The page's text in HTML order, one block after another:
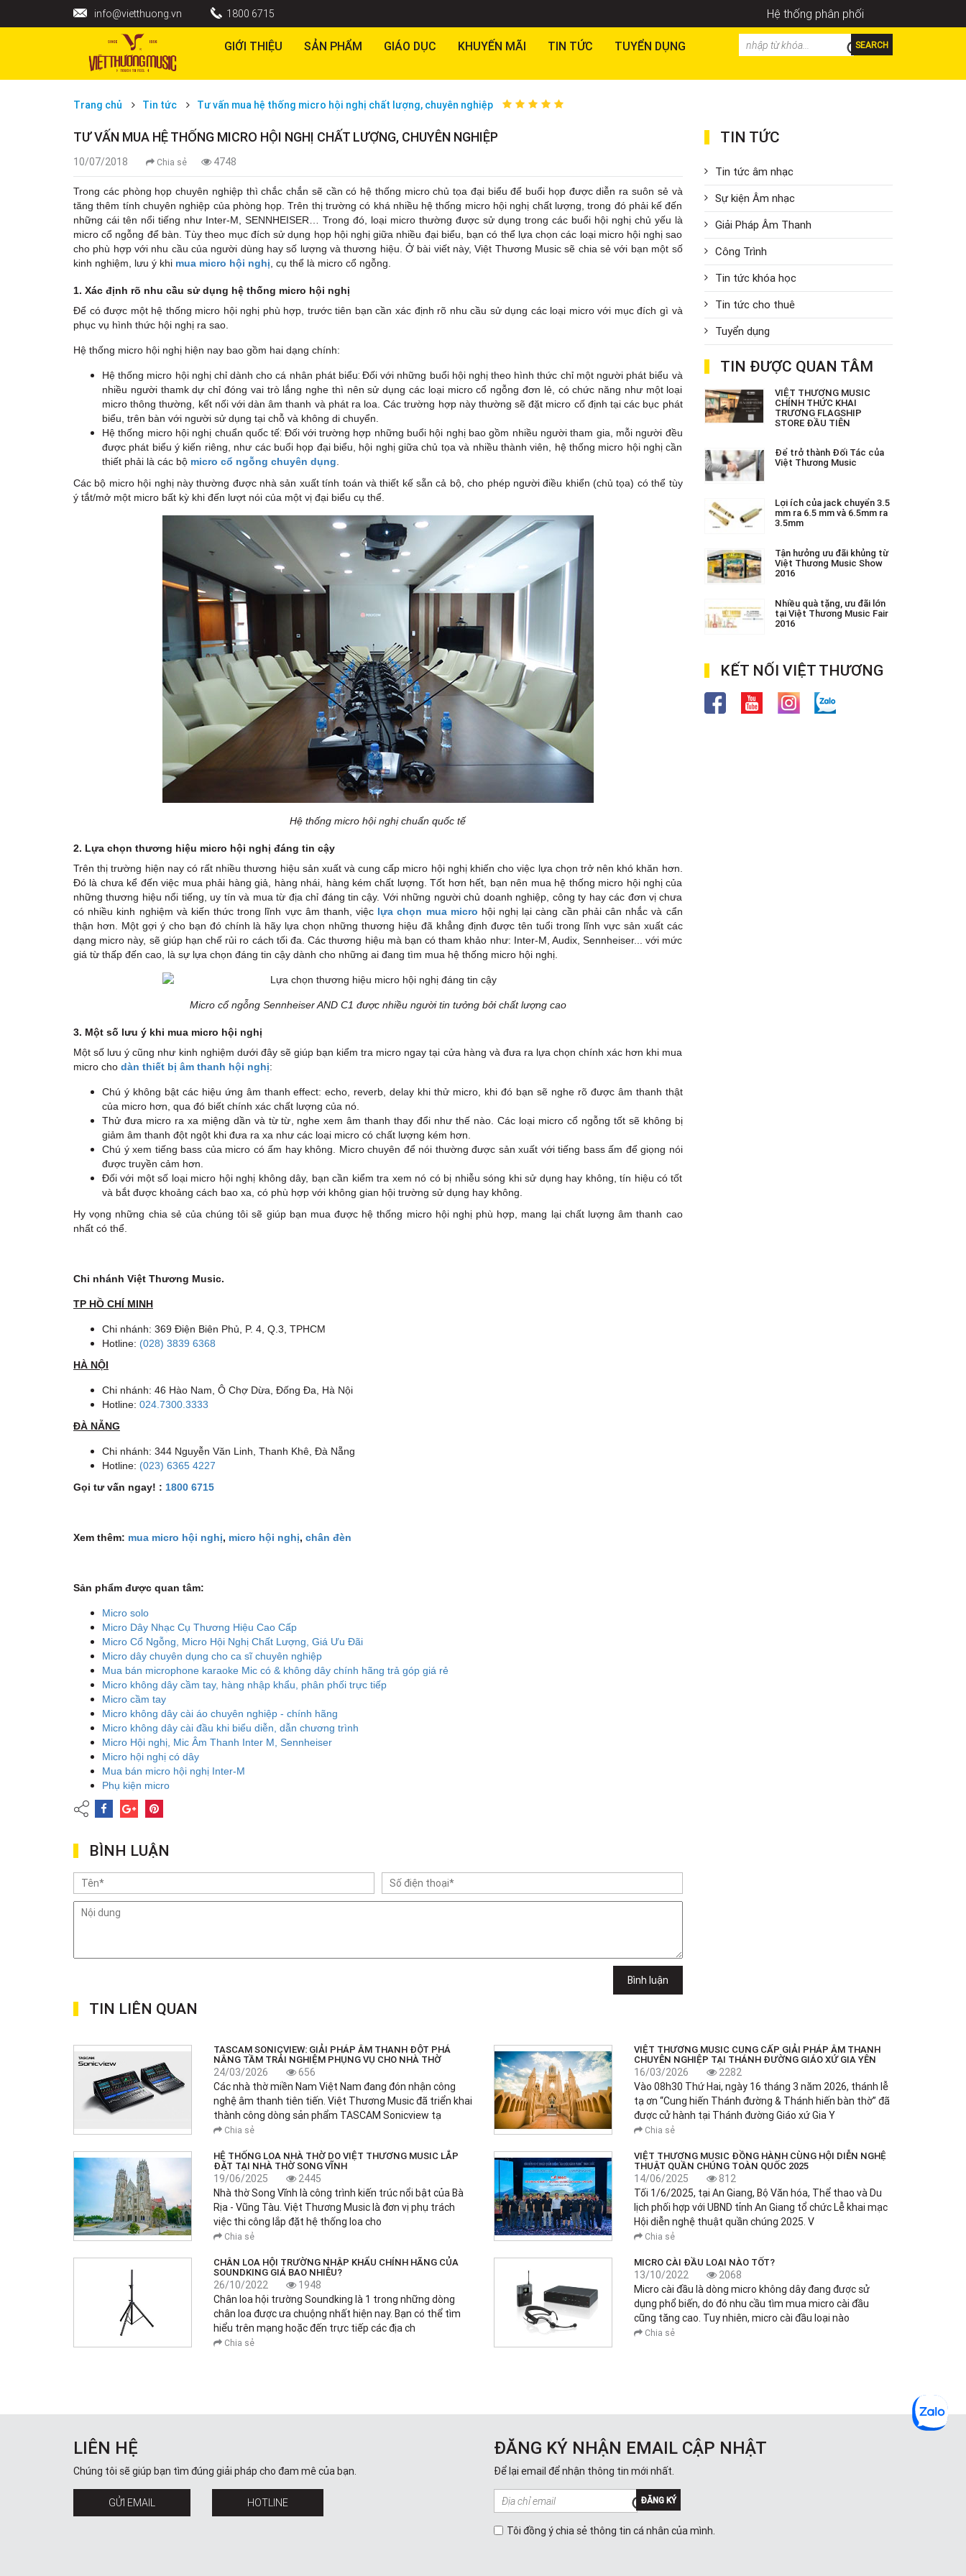
info@vietthuong.vn 1800 6715 Hệ thống phân phối
GIỚI THIỆU SẢN PHẨM GIÁO DỤC KHUYẾN MÃI TIN TỨC TUYỂN DỤNG SEARCH
Trang chủ Tin tức Tư vấn mua hệ thống micro hội nghị chất lượng, chuyên nghiệp
TƯ VẤN MUA HỆ THỐNG MICRO HỘI NGHỊ CHẤT LƯỢNG, CHUYÊN NGHIỆP
10/07/2018 Chia sẻ 4748
Trong các phòng họp chuyên nghiệp thì chắc chắn sẽ cần có hệ thống micro chủ tọa đại biểu để buổi họp được diễn ra suôn sẻ và
tăng thêm tính chuyên nghiệp của phòng họp. Trên thị trường có khá nhiều hệ thống micro hội nghị chất lượng, trong đó phải kế đến
những cái tên nổi tiếng như Inter-M, SENNHEISER… Trong đó, loại micro thường được sử dụng trong các buổi hội nghị chủ yếu là
micro cổ ngỗng để bàn. Tùy theo mục đích sử dụng họp hội nghị giữa nhiều đại biểu, bạn có thể lựa chọn các loại micro hội nghị sao
cho phù hợp với nhu cầu của người dùng hay số lượng và thương hiệu. Ở bài viết này, Việt Thương Music sẽ chia sẻ với bạn một số
kinh nghiệm, lưu ý khi mua micro hội nghị , cụ thể là micro cổ ngỗng.
1. Xác định rõ nhu cầu sử dụng hệ thống micro hội nghị
Để có được một hệ thống micro hội nghị phù hợp, trước tiên bạn cần xác định rõ nhu cầu sử dụng các loại micro với mục đích gì và
phục vụ hình thức hội nghị ra sao.
Hệ thống micro hội nghị hiện nay bao gồm hai dạng chính:
Hệ thống micro hội nghị chỉ dành cho cá nhân phát biểu:Đối với những buổi hội nghị theo hình thức chỉ một người phát biểu và
nhiều người thamk dự chỉ đóng vai trò lắng nghe thì nên sử dụng các loại micro cổ ngỗng đơn lẻ, có chức năng như một loại
micro thông thường, kết nối với dàn âm thanh và phát ra loa. Các trường hợp này thường sẽ đặt micro cố định tại các bục phát
biểu, trên bàn với người sử dụng tại chỗ và không di chuyển.
Hệ thống micro hội nghị chuẩn quốc tế: Đối với trường hợp những buổi hội nghị bao gồm nhiều người tham gia, mỗi người đều
được phát biểu ý kiến riêng, như các buổi họp đại biểu, hội nghị giữa chủ tọa và nhiều thành viên, hệ thống micro hội nghị cần
thiết phải là các bộ micro cổ ngỗng chuyên dụng
Các bộ micro hội nghị này thường được nhà sản xuất tính toán và thiết kế sẵn cả bộ, cho phép người điều khiển (chủ tọa) có thể tùy
ý tắt/mở một micro bất kỳ khi đến lượt nói của một vị đại biểu cụ thể.
Hệ thống micro hội nghị chuẩn quốc tế
2. Lựa chọn thương hiệu micro hội nghị đáng tin cậy
Trên thị trường hiện nay có rất nhiều thương hiệu sản xuất và cung cấp micro hội nghị khiến cho việc lựa chọn trở nên khó khăn hơn.
Đó là chưa kể đến việc mua phải hàng giả, hàng nhái, hàng kém chất lượng. Tốt hơn hết, bạn nên mua hệ thống micro hội nghị của
những thương hiệu nổi tiếng, uy tín và mua từ địa chỉ đáng tin cậy. Với những người chủ doanh nghiệp, công ty hay các đơn vị chưa
có nhiều kinh nghiệm và kiến thức trong lĩnh vực âm thanh, việc lựa chọn mua micro hội nghị lại càng cần phải cân nhắc và cẩn
thận hơn. Một gợi ý cho bạn đó chính là hãy lựa chọn những thương hiệu đã khẳng định được tên tuổi trong lĩnh vực sản xuất các
dạng micro này, sẽ giúp hạn chế rủi ro cách tối đa. Các thương hiệu mà bạn có tham khảo như: Inter-M, Audix, Sennheiser... với mức
giá từ thấp đến cao, là sự lựa chọn đáng tin cậy dành cho những ai đang tìm mua hệ thống micro hội nghị.
Micro cổ ngỗng Sennheiser AND C1 được nhiều người tin tưởng bởi chất lượng cao
3. Một số lưu ý khi mua micro hội nghị
Một số lưu ý cũng như kinh nghiệm dưới đây sẽ giúp bạn kiểm tra micro ngay tại cửa hàng và đưa ra lựa chọn chính xác hơn khi mua
micro cho dàn thiết bị âm thanh hội nghị:
Chú ý không bật các hiệu ứng âm thanh effect: echo, reverb, delay khi thử micro, khi đó bạn sẽ nghe rõ được âm thanh thật
của micro hơn, qua đó biết chính xác chất lượng của nó.
Thử đưa micro ra xa miệng dần và từ từ, nghe xem âm thanh thay đổi như thế nào. Các loại micro cổ ngỗng tốt sẽ không bị
giảm âm thanh đột ngột khi đưa ra xa như các loại micro có chất lượng kém hơn.
Chú ý xem tiếng bass của micro có ấm hay không. Micro chuyên để nói thường được sản xuất với tiếng bass ấm để giọng nói
được truyền cảm hơn.
Đối với một số loại micro hội nghị không dây, bạn cần kiểm tra xem nó có bị nhiễu sóng khi sử dụng hay không, tín hiệu có tốt
và bắt được khoảng cách bao xa, có phù hợp với không gian hội trường sử dụng hay không.
Hy vọng những chia sẻ của chúng tôi sẽ giúp bạn mua được hệ thống micro hội nghị phù hợp, mang lại chất lượng âm thanh cao
nhất có thể.
Chi nhánh Việt Thương Music.
TP HỒ CHÍ MINH
Chi nhánh: 369 Điện Biên Phủ, P. 4, Q.3, TPHCM
Hotline: (028) 3839 6368
HÀ NỘI
Chi nhánh: 46 Hào Nam, Ô Chợ Dừa, Đống Đa, Hà Nội
Hotline: 024.7300.3333
ĐÀ NẴNG
Chi nhánh: 344 Nguyễn Văn Linh, Thanh Khê, Đà Nẵng
Hotline: (023) 6365 4227
Gọi tư vấn ngay! : 1800 6715
Xem thêm: mua micro hội nghị, micro hội nghị, chân đèn
Sản phẩm được quan tâm:
Micro solo
Micro Dây Nhạc Cụ Thương Hiệu Cao Cấp
Micro Cổ Ngỗng, Micro Hội Nghị Chất Lượng, Giá Ưu Đãi
Micro dây chuyên dụng cho ca sĩ chuyên nghiệp
Mua bán microphone karaoke Mic có & không dây chính hãng trả góp giá rẻ
Micro không dây cầm tay, hàng nhập khẩu, phân phối trực tiếp
Micro cầm tay
Micro không dây cài áo chuyên nghiệp - chính hãng
Micro không dây cài đầu khi biểu diễn, dẫn chương trình
Micro Hội nghị, Mic Âm Thanh Inter M, Sennheiser
Micro hội nghị có dây
Mua bán micro hội nghị Inter-M
Phụ kiện micro
BÌNH LUẬN
Bình luận
TIN TỨC
Tin tức âm nhạc
Sự kiện Âm nhạc
Giải Pháp Âm Thanh
Công Trình
Tin tức khóa học
Tin tức cho thuê
Tuyển dụng
TIN ĐƯỢC QUAN TÂM
VIỆT THƯƠNG MUSIC
CHÍNH THỨC KHAI
TRƯƠNG FLAGSHIP
STORE ĐẦU TIÊN
Để trở thành Đối Tác của
Việt Thương Music
Lợi ích của jack chuyển 3.5
mm ra 6.5 mm và 6.5mm ra
3.5mm
Tận hưởng ưu đãi khủng từ
Việt Thương Music Show
2016
Nhiều quà tặng, ưu đãi lớn
tại Việt Thương Music Fair
2016
KẾT NỐI VIỆT THƯƠNG
TIN LIÊN QUAN
TASCAM SONICVIEW: GIẢI PHÁP ÂM THANH ĐỘT PHÁ
NÂNG TẦM TRẢI NGHIỆM PHỤNG VỤ CHO NHÀ THỜ
24/03/2026
656
Các nhà thờ miền Nam Việt Nam đang đón nhận công
nghệ âm thanh tiên tiến. Việt Thương Music đã triển khai
thành công dòng sản phẩm TASCAM Sonicview tạ
Chia sẻ
VIỆT THƯƠNG MUSIC CUNG CẤP GIẢI PHÁP ÂM THANH
CHUYÊN NGHIỆP TẠI THÁNH ĐƯỜNG GIÁO XỨ GIA YÊN
16/03/2026
2282
Vào 08h30 Thứ Hai, ngày 16 tháng 3 năm 2026, thánh lễ
tạ ơn “Cung hiến Thánh đường & Thánh hiến bàn thờ” đã
được cử hành tại Thánh đường Giáo xứ Gia Y
Chia sẻ
HỆ THỐNG LOA NHÀ THỜ DO VIỆT THƯƠNG MUSIC LẮP
ĐẶT TẠI NHÀ THỜ SONG VĨNH
19/06/2025
2445
Nhà thờ Song Vĩnh là công trình kiến trúc nổi bật của Bà
Rịa - Vũng Tàu. Việt Thương Music là đơn vị phụ trách
việc thi công lắp đặt hệ thống loa cho
Chia sẻ
VIỆT THƯƠNG MUSIC ĐỒNG HÀNH CÙNG HỘI DIỄN NGHỆ
THUẬT QUẦN CHÚNG TOÀN QUỐC 2025
14/06/2025
812
Tối 1/6/2025, tại An Giang, Bộ Văn hóa, Thể thao và Du
lịch phối hợp với UBND tỉnh An Giang tổ chức Lễ khai mạc
Hội diễn nghệ thuật quần chúng 2025. V
Chia sẻ
CHÂN LOA HỘI TRƯỜNG NHẬP KHẨU CHÍNH HÃNG CỦA
SOUNDKING GIÁ BAO NHIÊU?
26/10/2022
1948
Chân loa hội trường Soundking là 1 trong những dòng
chân loa được ưa chuộng nhất hiện nay. Bạn có thể tìm
hiểu trên mạng hoặc đến trực tiếp các địa ch
Chia sẻ
MICRO CÀI ĐẦU LOẠI NÀO TỐT?
13/10/2022
2068
Micro cài đầu là dòng micro không dây đang được sử
dụng phổ biến, do đó nhu cầu tìm mua micro cài đầu
cũng tăng cao. Tuy nhiên, micro cài đầu loại nào
Chia sẻ
LIÊN HỆ
Chúng tôi sẽ giúp bạn tìm đúng giải pháp cho đam mê của bạn.
GỬI EMAIL HOTLINE
ĐĂNG KÝ NHẬN EMAIL CẬP NHẬT
Để lại email để nhận thông tin mới nhất.
ĐĂNG KÝ
Tôi đồng ý chia sẻ thông tin cá nhân của mình.